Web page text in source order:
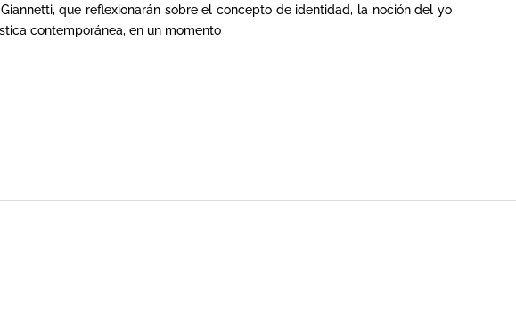
que reflexionarán sobre el concepto de identidad, la noción del yo
contemporánea, en un momento